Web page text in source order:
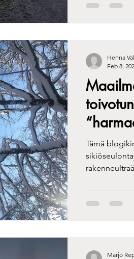
Tämä
Henna
Feb 8,
Marjo